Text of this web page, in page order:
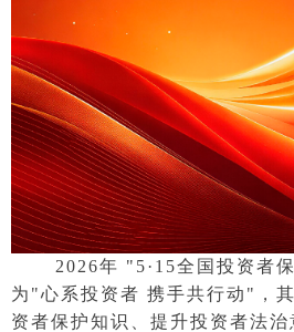
2026年 "5·15全国投资者
为"心系投资者 携手共行动"，
资者保护知识、提升投资者法